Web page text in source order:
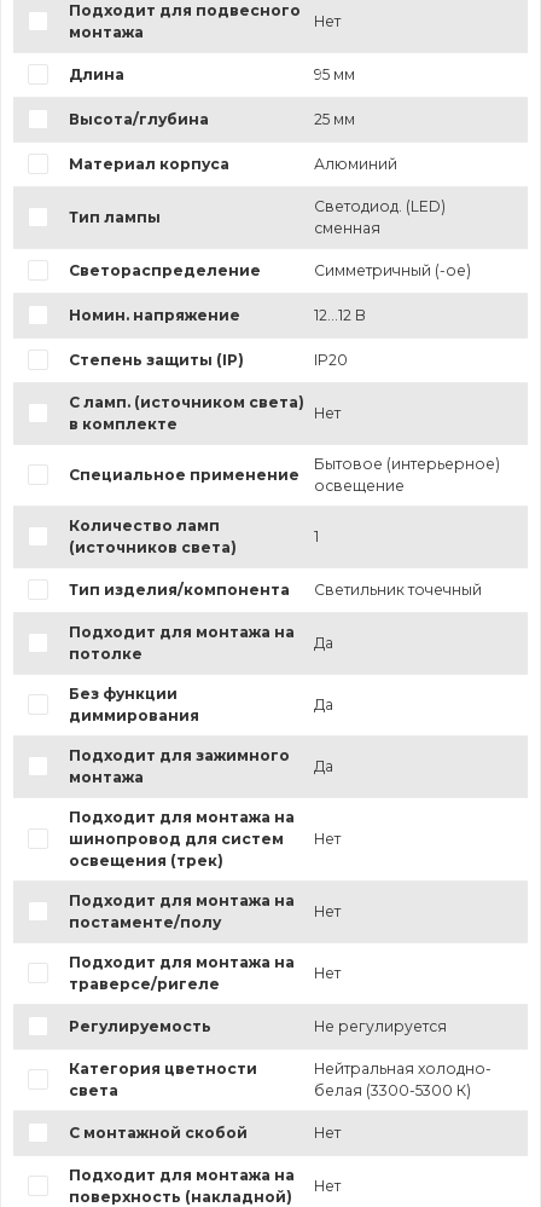
Подходит для подвесного
монтажа
Нет
Длина 95 мм
Высота/глубина 25 мм
Материал корпуса Алюминий
Тип лампы
Светодиод. (LED)
сменная
Светораспределение Симметричный (-ое)
Номин. напряжение 12...12 В
Степень защиты (IP) IP20
С ламп. (источником света)
в комплекте
Нет
Специальное применение
Бытовое (интерьерное)
освещение
Количество ламп
(источников света)
1
Тип изделия/компонента Светильник точечный
Подходит для монтажа на
потолке
Да
Без функции
диммирования
Да
Подходит для зажимного
монтажа
Да
Подходит для монтажа на
шинопровод для систем
освещения (трек)
Нет
Подходит для монтажа на
постаменте/полу
Нет
Подходит для монтажа на
траверсе/ригеле
Нет
Регулируемость Не регулируется
Категория цветности
света
Нейтральная холодно-
белая (3300-5300 К)
С монтажной скобой Нет
Подходит для монтажа на
поверхность (накладной)
Нет